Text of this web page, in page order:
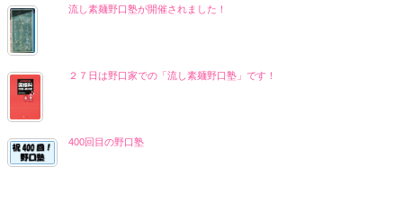
流し素麺野口塾が開催されました！
２７日は野口家での「流し素麺野口塾」です！
400回目の野口塾